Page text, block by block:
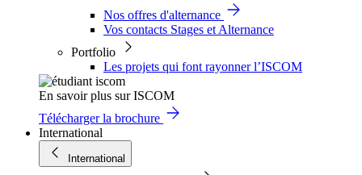
Nos offres d'alternance
Vos contacts Stages et Alternance
Portfolio
Les projets qui font rayonner l’ISCOM
En savoir plus sur ISCOM
Télécharger la brochure
International
International